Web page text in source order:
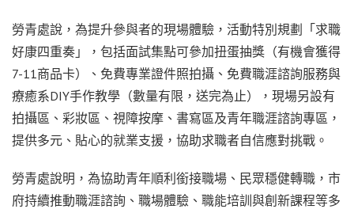
勞青處說，為提升參與者的現場體驗，活動特別規劃「求職
好康四重奏」，包括面試集點可參加扭蛋抽獎（有機會獲得
7-11商品卡）、免費專業證件照拍攝、免費職涯諮詢服務與
療癒系DIY手作教學（數量有限，送完為止），現場另設有
拍攝區、彩妝區、視障按摩、書寫區及青年職涯諮詢專區，
提供多元、貼心的就業支援，協助求職者自信應對挑戰。
勞青處說明，為協助青年順利銜接職場、民眾穩健轉職，市
府持續推動職涯諮詢、職場體驗、職能培訓與創新課程等多